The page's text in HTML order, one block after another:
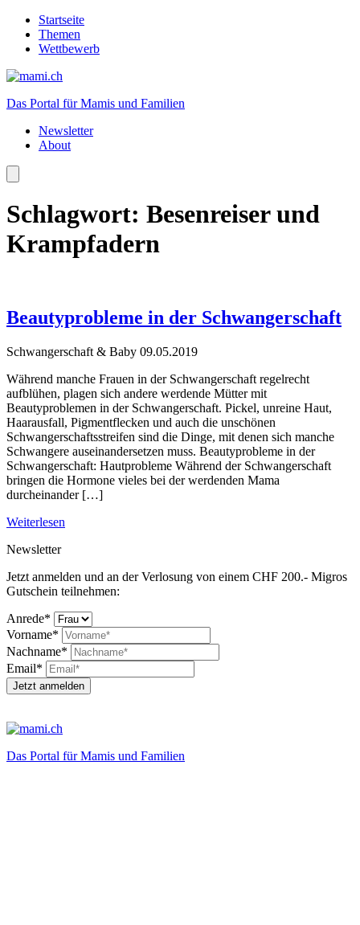
Startseite
Themen
Wettbewerb
Das Portal für Mamis und Familien
Newsletter
About
Schlagwort: Besenreiser und
Krampfadern
Beautyprobleme in der Schwangerschaft
Schwangerschaft & Baby 09.05.2019
Während manche Frauen in der Schwangerschaft regelrecht
aufblühen, plagen sich andere werdende Mütter mit
Beautyproblemen in der Schwangerschaft. Pickel, unreine Haut,
Haarausfall, Pigmentflecken und auch die unschönen
Schwangerschaftsstreifen sind die Dinge, mit denen sich manche
Schwangere auseinandersetzen muss. Beautyprobleme in der
Schwangerschaft: Hautprobleme Während der Schwangerschaft
bringen die Hormone vieles bei der werdenden Mama
durcheinander […]
Weiterlesen
Newsletter
Jetzt anmelden und an der Verlosung von einem CHF 200.- Migros
Gutschein teilnehmen:
Anrede*
Vorname*
Nachname*
Email*
Jetzt anmelden
Das Portal für Mamis und Familien